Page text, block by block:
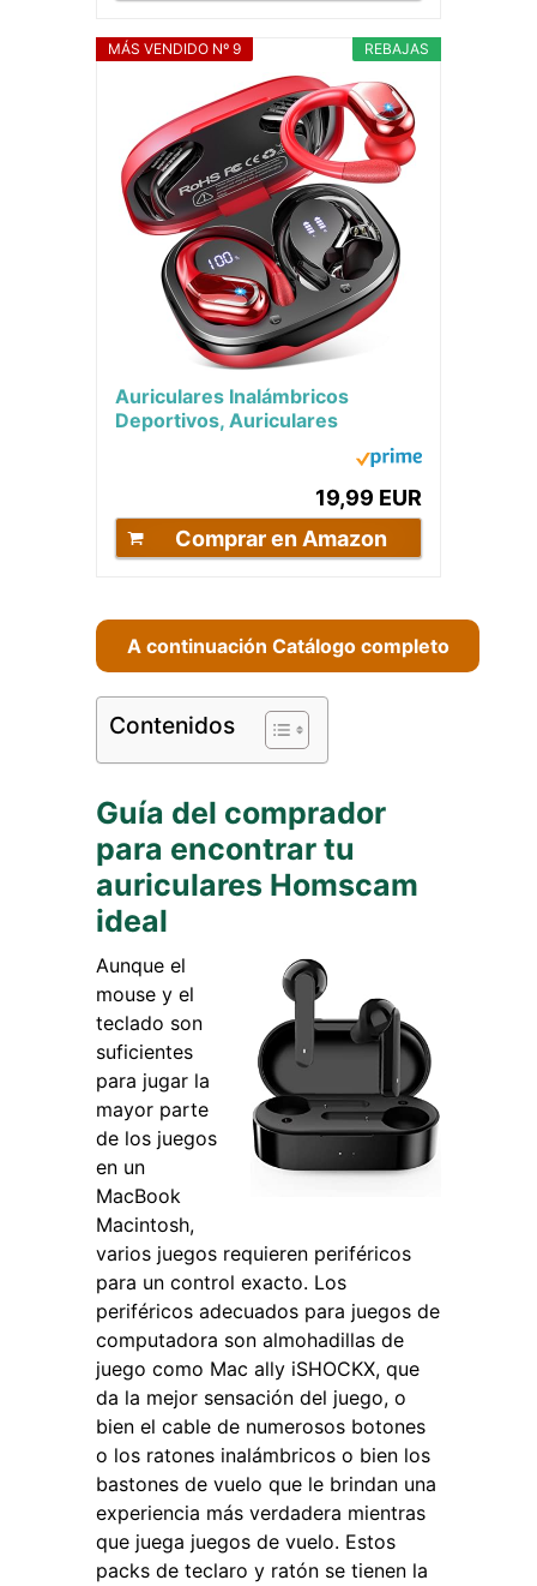
REBAJAS
MÁS VENDIDO Nº 9
Auriculares Inalámbricos
Deportivos, Auriculares
Bluetooth 5.3 con HiFi Estéreo,
19,99 EUR
Comprar en Amazon
A continuación Catálogo completo
Contenidos
Guía del comprador
para encontrar tu
auriculares Homscam
ideal
Aunque el
mouse y el
teclado son
suficientes
para jugar la
mayor parte
de los juegos
en un
MacBook
Macintosh,
varios juegos requieren periféricos
para un control exacto. Los
periféricos adecuados para juegos de
computadora son almohadillas de
juego como Mac ally iSHOCKX, que
da la mejor sensación del juego, o
bien el cable de numerosos botones
o los ratones inalámbricos o bien los
bastones de vuelo que le brindan una
experiencia más verdadera mientras
que juega juegos de vuelo. Estos
packs de teclaro y ratón se tienen la